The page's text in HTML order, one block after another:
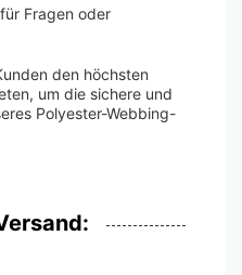
Fragen oder
den höchsten
um die sichere und
Polyester-Webbing-